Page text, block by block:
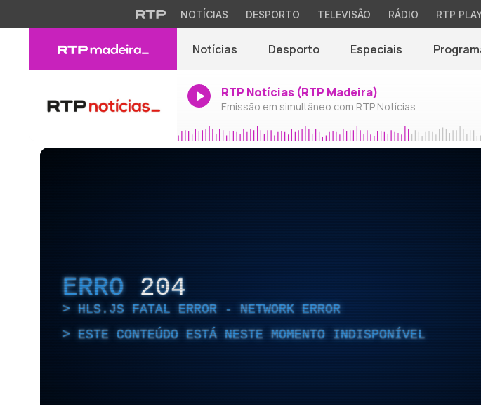
NOTÍCIAS DESPORTO TELEVISÃO RÁDIO RTP
Notícias Desporto Especiais
RTP Notícias (RTP Madeira)
Emissão em simultâneo com RTP Notícias
ERRO 204
HLS.JS FATAL ERROR - NETWORK ERROR
ESTE CONTEÚDO ESTÁ NESTE MOMENTO INDISPONÍVEL